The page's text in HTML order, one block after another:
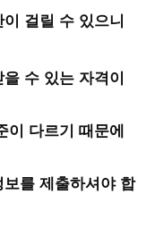
걸릴 수 있으니
수 있는 자격이
이 다르기 때문에
를 제출하셔야 합